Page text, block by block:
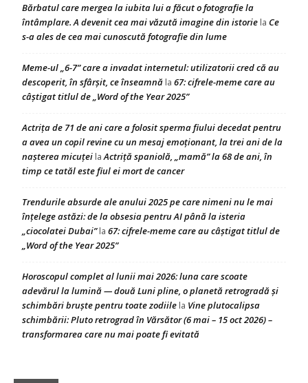
Bărbatul care mergea la iubita lui a făcut o fotografie la
întâmplare. A devenit cea mai văzută imagine din istorie la Ce
s-a ales de cea mai cunoscută fotografie din lume
Meme-ul „6-7” care a invadat internetul: utilizatorii cred că au
descoperit, în sfârșit, ce înseamnă la 67: cifrele-meme care au
câștigat titlul de „Word of the Year 2025”
Actrița de 71 de ani care a folosit sperma fiului decedat pentru
a avea un copil revine cu un mesaj emoționant, la trei ani de la
nașterea micuței laActriță spaniolă, „mamă” la 68 de ani, în
timp ce tatăl este fiul ei mort de cancer
Trendurile absurde ale anului 2025 pe care nimeni nu le mai
înțelege astăzi: de la obsesia pentru AI până la isteria
„ciocolatei Dubai”la 67: cifrele-meme care au câștigat titlul de
„Word of the Year 2025”
Horoscopul complet al lunii mai 2026: luna care scoate
adevărul la lumină — două Luni pline, o planetă retrogradă și
schimbări bruște pentru toate zodiile la Vine plutocalipsa
schimbării: Pluto retrograd în Vărsător (6 mai – 15 oct 2026) –
transformarea care nu mai poate fi evitată